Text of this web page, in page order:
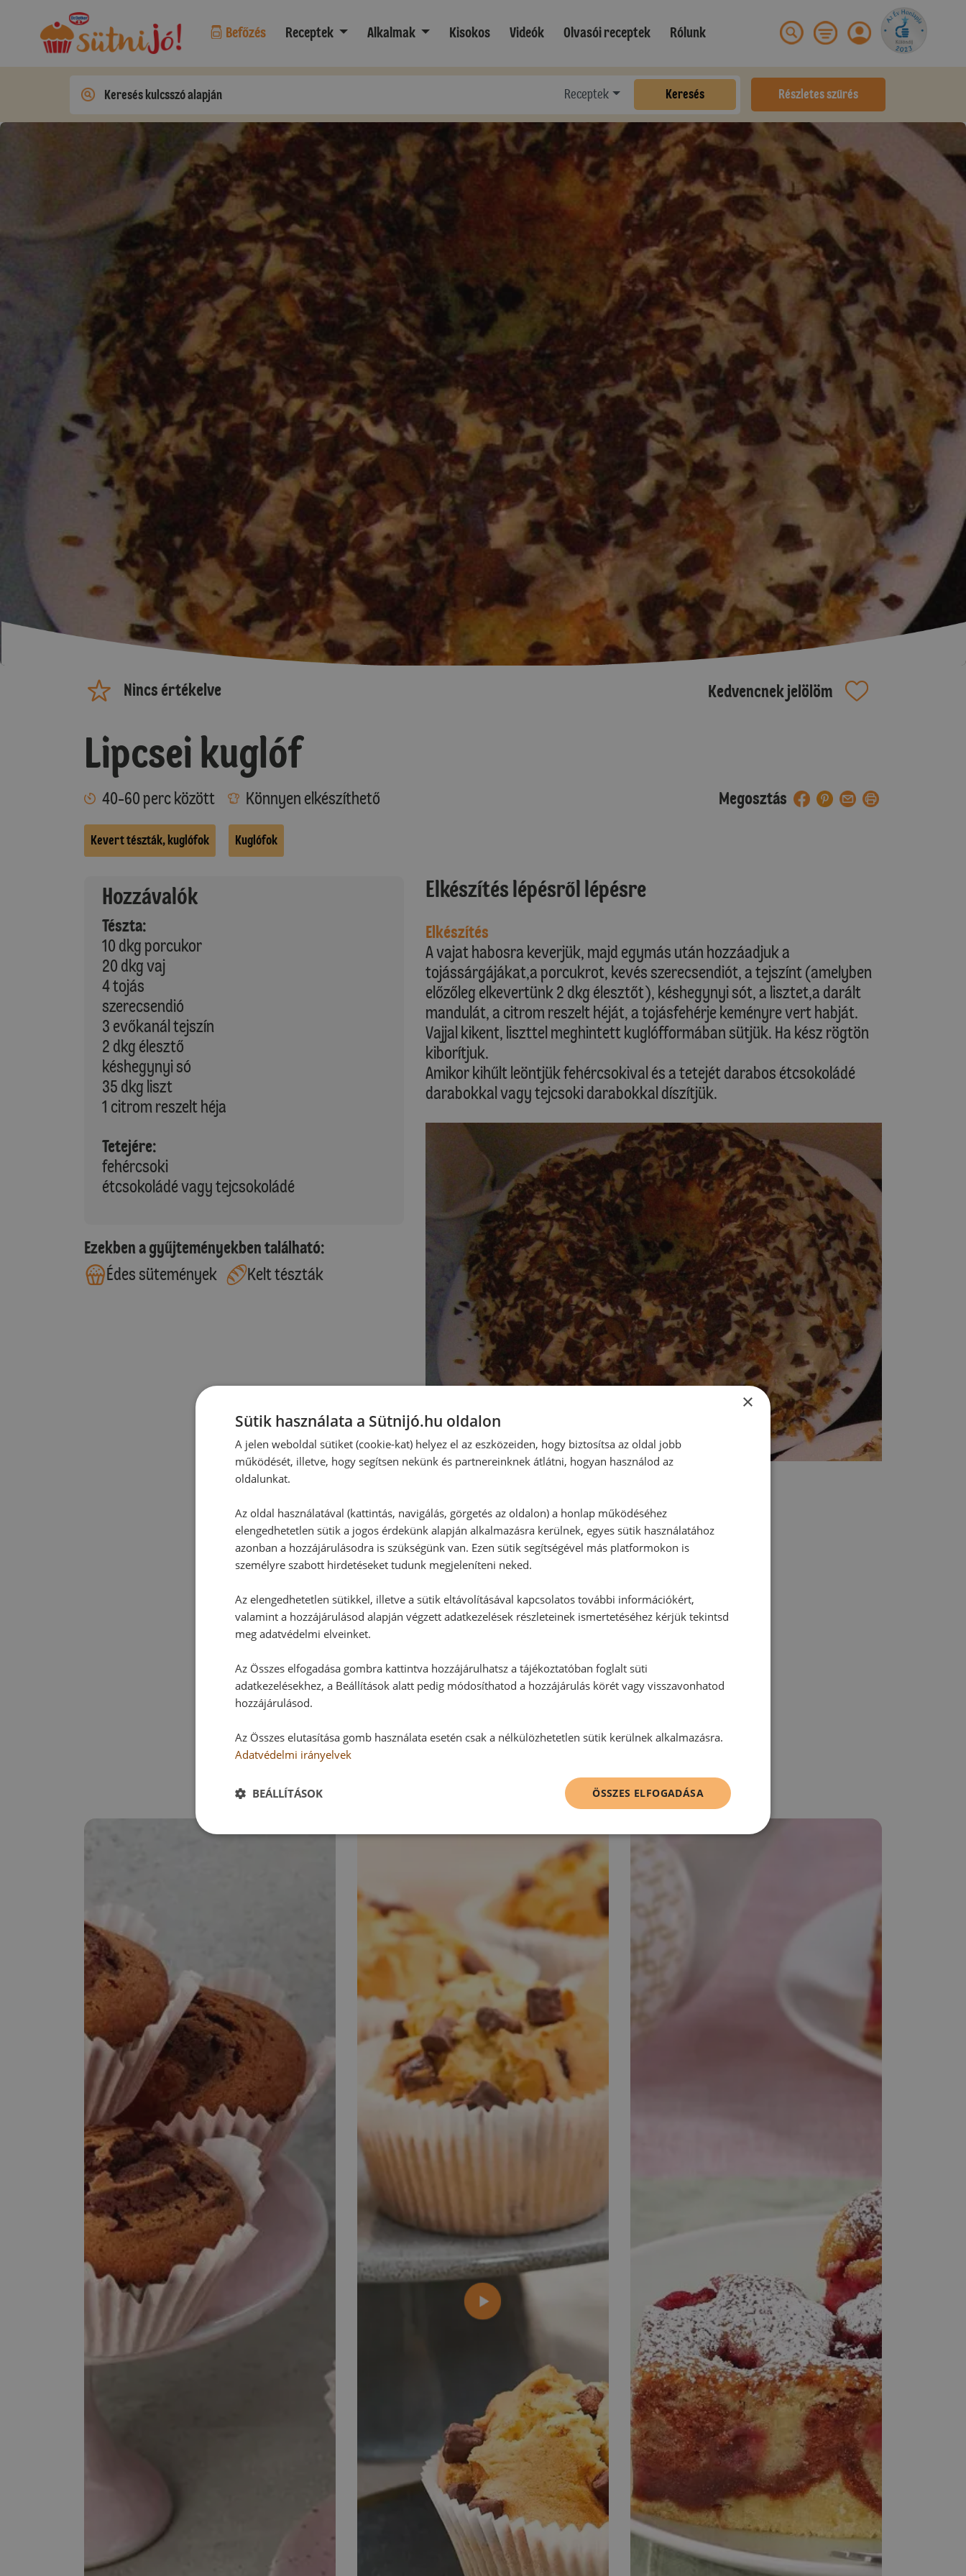
Befőzés Receptek Alkalmak Kisokos Videók Olvasói receptek Rólunk
Receptek Keresés Részletes szűrés
Nincs értékelve Kedvencnek jelölöm
Lipcsei kuglóf
40-60 perc között Könnyen elkészíthető Megosztás
Kevert tészták, kuglófok Kuglófok
Hozzávalók
Tészta:
10 dkg porcukor
20 dkg vaj
4 tojás
szerecsendió
3 evőkanál tejszín
2 dkg élesztő
késhegynyi só
35 dkg liszt
1 citrom reszelt héja
Tetejére:
fehércsoki
étcsokoládé vagy tejcsokoládé
Ezekben a gyűjteményekben található:
Édes sütemények
Kelt tészták
Elkészítés lépésről lépésre
Elkészítés
A vajat habosra keverjük, majd egymás után hozzáadjuk a
tojássárgájákat,a porcukrot, kevés szerecsendiót, a tejszínt (amelyben
előzőleg elkevertünk 2 dkg élesztőt), késhegynyi sót, a lisztet,a darált
mandulát, a citrom reszelt héját, a tojásfehérje keményre vert habját.
Vajjal kikent, liszttel meghintett kuglófformában sütjük. Ha kész rögtön
kiborítjuk.
Amikor kihűlt leöntjük fehércsokival és a tetejét darabos étcsokoládé
darabokkal vagy tejcsoki darabokkal díszítjük.
Hozzászólások
Ehhez a recepthez még nem érkezett hozzászólás.
Vélemény írásához, kérjük,jelentkezz be!
×
Sütik használata a Sütnijó.hu oldalon
A jelen weboldal sütiket (cookie-kat) helyez el az eszközeiden, hogy biztosítsa az oldal jobb
működését, illetve, hogy segítsen nekünk és partnereinknek átlátni, hogyan használod az
oldalunkat.
Az oldal használatával (kattintás, navigálás, görgetés az oldalon) a honlap működéséhez
elengedhetetlen sütik a jogos érdekünk alapján alkalmazásra kerülnek, egyes sütik használatához
azonban a hozzájárulásodra is szükségünk van. Ezen sütik segítségével más platformokon is
személyre szabott hirdetéseket tudunk megjeleníteni neked.
Az elengedhetetlen sütikkel, illetve a sütik eltávolításával kapcsolatos további információkért,
valamint a hozzájárulásod alapján végzett adatkezelések részleteinek ismertetéséhez kérjük tekintsd
meg adatvédelmi elveinket.
Az Összes elfogadása gombra kattintva hozzájárulhatsz a tájékoztatóban foglalt süti
adatkezelésekhez, a Beállítások alatt pedig módosíthatod a hozzájárulás körét vagy visszavonhatod
hozzájárulásod.
Az Összes elutasítása gomb használata esetén csak a nélkülözhetetlen sütik kerülnek alkalmazásra.
Adatvédelmi irányelvek
ÖSSZES ELFOGADÁSA
BEÁLLÍTÁSOK